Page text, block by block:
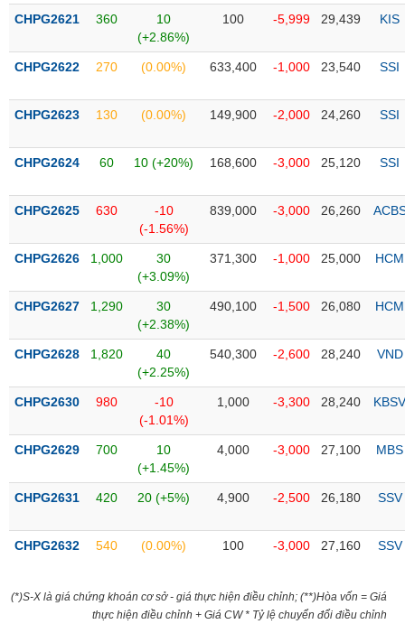
thuật
sơ
nghiệp
tức
sự
Tài
lý
thị
CHPG2621 360
10
(+2.86%)
100 -5,999 29,439 KIS
CHPG2622 270 (0.00%) 633,400 -1,000 23,540 SSI
CHPG2623 130 (0.00%) 149,900 -2,000 24,260 SSI
CHPG2624 60 10 (+20%) 168,600 -3,000 25,120 SSI
CHPG2625 630
-10
(-1.56%)
839,000 -3,000 26,260
CHPG2626 1,000
30
(+3.09%)
371,300 -1,000 25,000 HCM
CHPG2627 1,290
30
(+2.38%)
490,100 -1,500 26,080 HCM
CHPG2628 1,820
40
(+2.25%)
540,300 -2,600 28,240 VND
CHPG2630 980
-10
(-1.01%)
1,000 -3,300 28,240 KBSV
CHPG2629 700
10
(+1.45%)
4,000 -3,000 27,100 MBS
CHPG2631 420 20 (+5%) 4,900 -2,500 26,180 SSV
CHPG2632 540 (0.00%) 100 -3,000 27,160 SSV
(*)S-X là giá chứng khoán cơ sở - giá thực hiện điều chỉnh; (**)Hòa vốn = Giá
thực hiện điều chỉnh + Giá CW * Tỷ lệ chuyển đổi điều chỉnh
NGUYÊN
VẬT
NGHIỆP
TIÊU
DÙNG
THIẾT
DÙNG
THIẾT